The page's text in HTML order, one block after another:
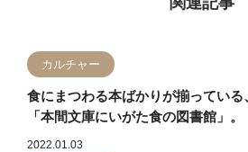
カルチャー
食にまつわる本ばかりが揃っている
「本間文庫にいがた食の図書館」。
2022.01.03